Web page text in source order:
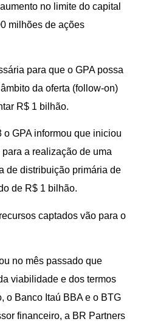
no limite do capital
milhões de ações
para que o GPA possa
da oferta (follow-on)
R$ 1 bilhão.
o GPA informou que iniciou
a realização de uma
de distribuição primária de
de R$ 1 bilhão.
captados vão para o
no mês passado que
viabilidade e dos termos
o Banco Itaú BBA e o BTG
financeiro, a BR Partners